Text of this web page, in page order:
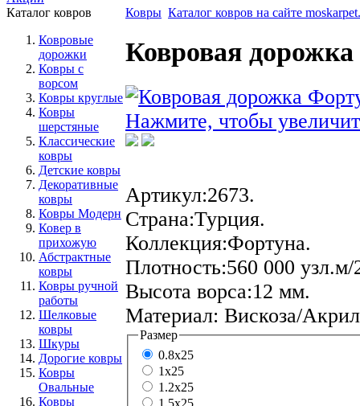
Каталог ковров
Ковровые
дорожки
Ковры с
ворсом
Ковры круглые
Ковры
шерстяные
Классические
ковры
Детские ковры
Декоративные
ковры
Ковры Модерн
Ковер в
прихожую
Абстрактные
ковры
Ковры ручной
работы
Шелковые
ковры
Шкуры
Дорогие ковры
Ковры
Овальные
Ковры
Ковры Каталог ковров на сайте
Ковровая
Нажмите, чтобы
Артикул:2673.
Страна:Турция.
Коллекция:Фортуна.
Плотность:560 000 узл.м/
Высота ворса:12 мм.
Материал: Вискоза/
Размер
0.8x25
1x25
1.2x25